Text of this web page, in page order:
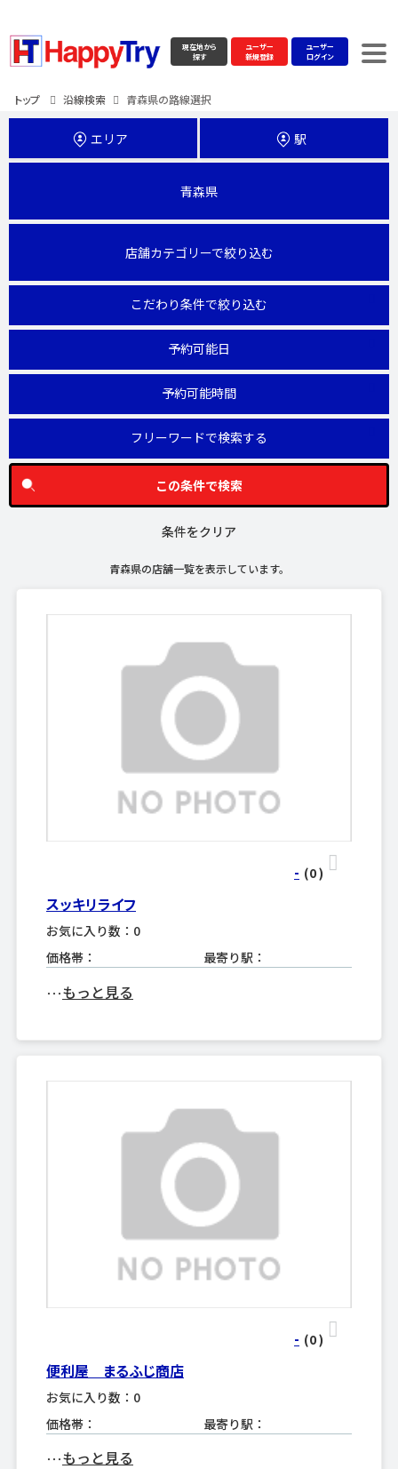
現在地から
探す
ユーザー
新規登録
ユーザー
ログイン
トップ 沿線検索 青森県の路線選択
エリア 駅
青森県
店舗カテゴリーで絞り込む
こだわり条件で絞り込む
予約可能日
予約可能時間
フリーワードで検索する
この条件で検索
条件をクリア
青森県の店舗一覧を表示しています。
スッキリライフ
お気に入り数：0
価格帯：
最寄り駅：
- (0)
･･･もっと見る
便利屋 まるふじ商店
お気に入り数：0
価格帯：
最寄り駅：
- (0)
･･･もっと見る